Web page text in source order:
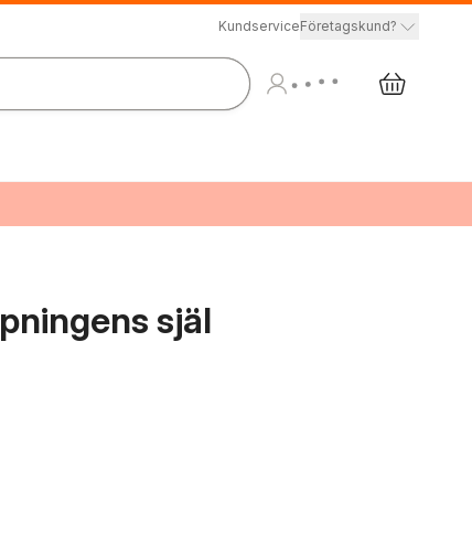
KundserviceFöretagskund?
själ